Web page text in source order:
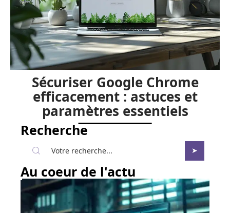
Sécuriser Google Chrome
efficacement : astuces et
paramètres essentiels
Recherche
Au coeur de l'actu